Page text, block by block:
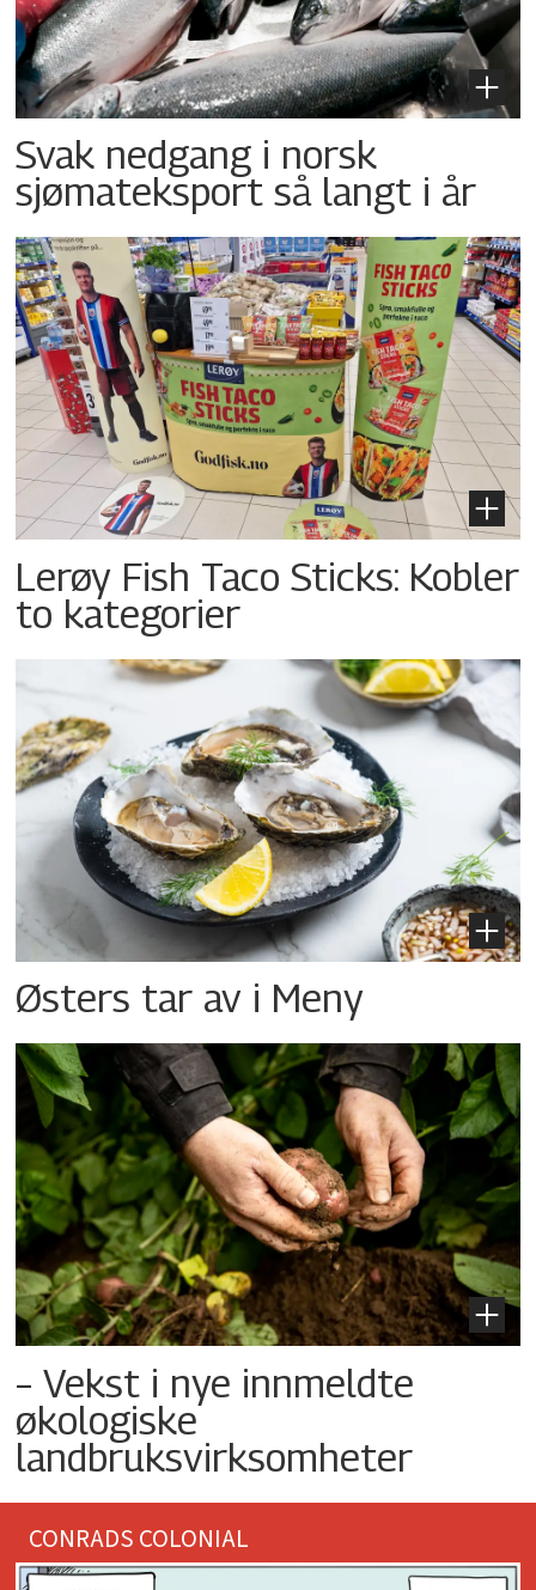
Svak nedgang i norsk
sjømateksport så langt i år
Lerøy Fish Taco Sticks: Kobler
to kategorier
Østers tar av i Meny
– Vekst i nye innmeldte
økologiske
landbruksvirksomheter
CONRADS COLONIAL